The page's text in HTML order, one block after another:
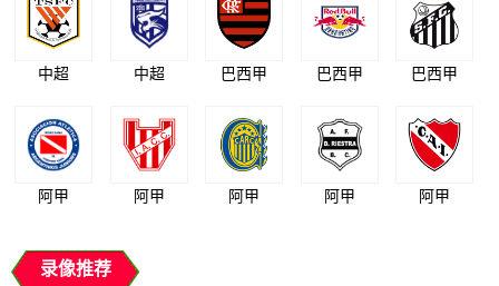
中超 中超 巴西甲 巴西甲 巴西甲
阿甲 阿甲 阿甲 阿甲 阿甲
录像推荐